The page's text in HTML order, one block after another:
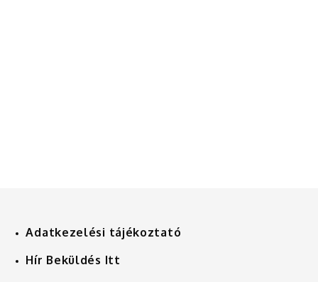
Adatkezelési tájékoztató
Hír Beküldés Itt